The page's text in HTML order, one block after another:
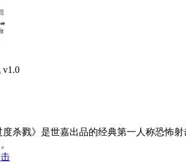
v1.0
杀戮》是世嘉出品的经典第一人称恐怖